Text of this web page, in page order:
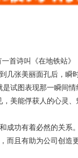
一首诗叫《在地铁站
几张美丽面孔后，瞬
是试图表现那一瞬间
，美能俘获人的心灵
成功有着必然的关系
而且有助为公司创造